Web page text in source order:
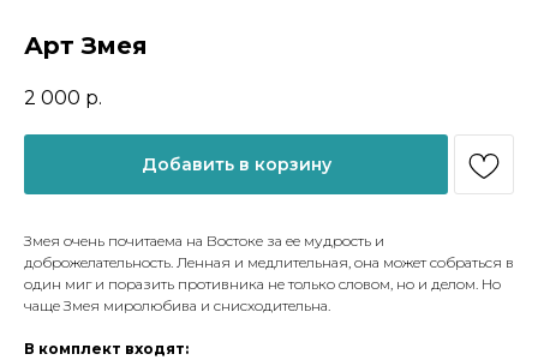
Арт Змея
2 000 р.
Добавить в корзину
Змея очень почитаема на Востоке за ее мудрость и
доброжелательность. Ленная и медлительная, она может собраться в
один миг и поразить противника не только словом, но и делом. Но
чаще Змея миролюбива и снисходительна.
В комплект входят: